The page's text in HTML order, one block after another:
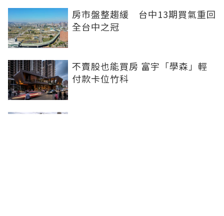
房市盤整趨緩 台中13期買氣重回
全台中之冠
不賣股也能買房 富宇「學森」輕
付款卡位竹科